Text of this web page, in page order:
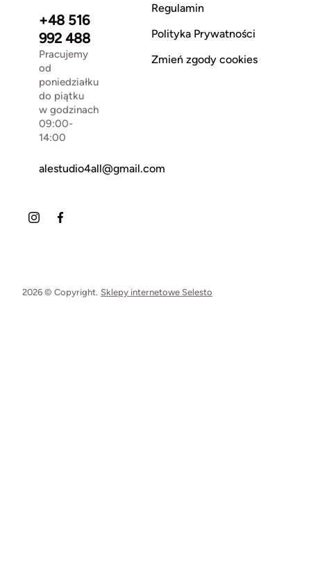
+48 516
992 488
Pracujemy
od
poniedziałku
do piątku
w godzinach
09:00-
14:00
alestudio4all@gmail.com
Regulamin
Polityka Prywatności
Zmień zgody cookies
2026 © Copyright. Sklepy internetowe Selesto